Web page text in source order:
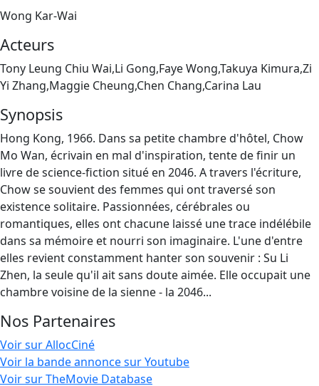
Wong Kar-Wai
Acteurs
Tony Leung Chiu Wai,Li Gong,Faye Wong,Takuya Kimura,Zi
Yi Zhang,Maggie Cheung,Chen Chang,Carina Lau
Synopsis
Hong Kong, 1966. Dans sa petite chambre d'hôtel, Chow
Mo Wan, écrivain en mal d'inspiration, tente de finir un
livre de science-fiction situé en 2046. A travers l'écriture,
Chow se souvient des femmes qui ont traversé son
existence solitaire. Passionnées, cérébrales ou
romantiques, elles ont chacune laissé une trace indélébile
dans sa mémoire et nourri son imaginaire. L'une d'entre
elles revient constamment hanter son souvenir : Su Li
Zhen, la seule qu'il ait sans doute aimée. Elle occupait une
chambre voisine de la sienne - la 2046...
Nos Partenaires
Voir sur AllocCiné
Voir la bande annonce sur Youtube
Voir sur TheMovie Database